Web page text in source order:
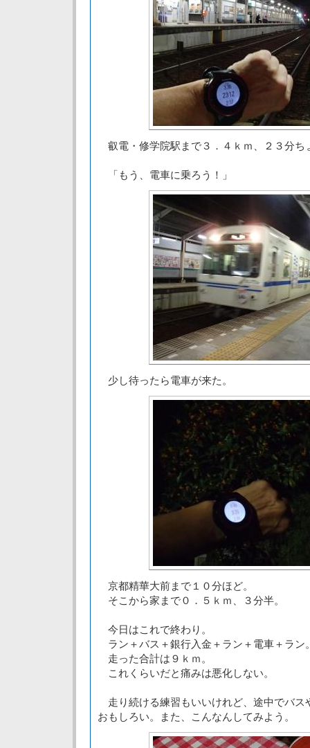
叡電・修学院駅まで３．４ｋｍ、２３分ち
「もう、電車に乗ろう！」
少し待ったら電車が来た。
京都精華大前まで１０分ほど。
そこから家まで０．５ｋｍ、３分半。
今日はこれで終わり。
ラン＋バス＋銀行入金＋ラン＋電車＋ラン
走った合計は９ｋｍ。
これくらいだと痛みは悪化しない。
走り続ける練習もいいけれど、途中でバス
おもしろい。また、こんなんしてみよう。